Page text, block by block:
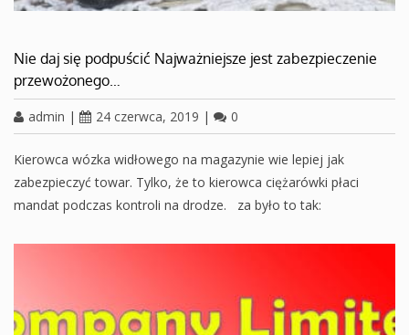
Nie daj się podpuścić Najważniejsze jest zabezpieczenie
przewożonego…
admin | 24 czerwca, 2019 | 0
Kierowca wózka widłowego na magazynie wie lepiej jak
zabezpieczyć towar. Tylko, że to kierowca ciężarówki płaci
mandat podczas kontroli na drodze. za było to tak: